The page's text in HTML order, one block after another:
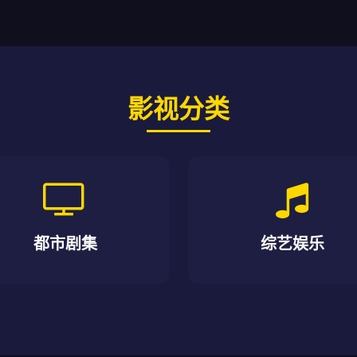
影视分类
都市剧集 综艺娱乐